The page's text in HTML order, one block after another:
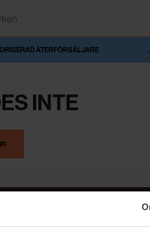
ÅTERFÖRSÄLJARE
INTE
Hjälp